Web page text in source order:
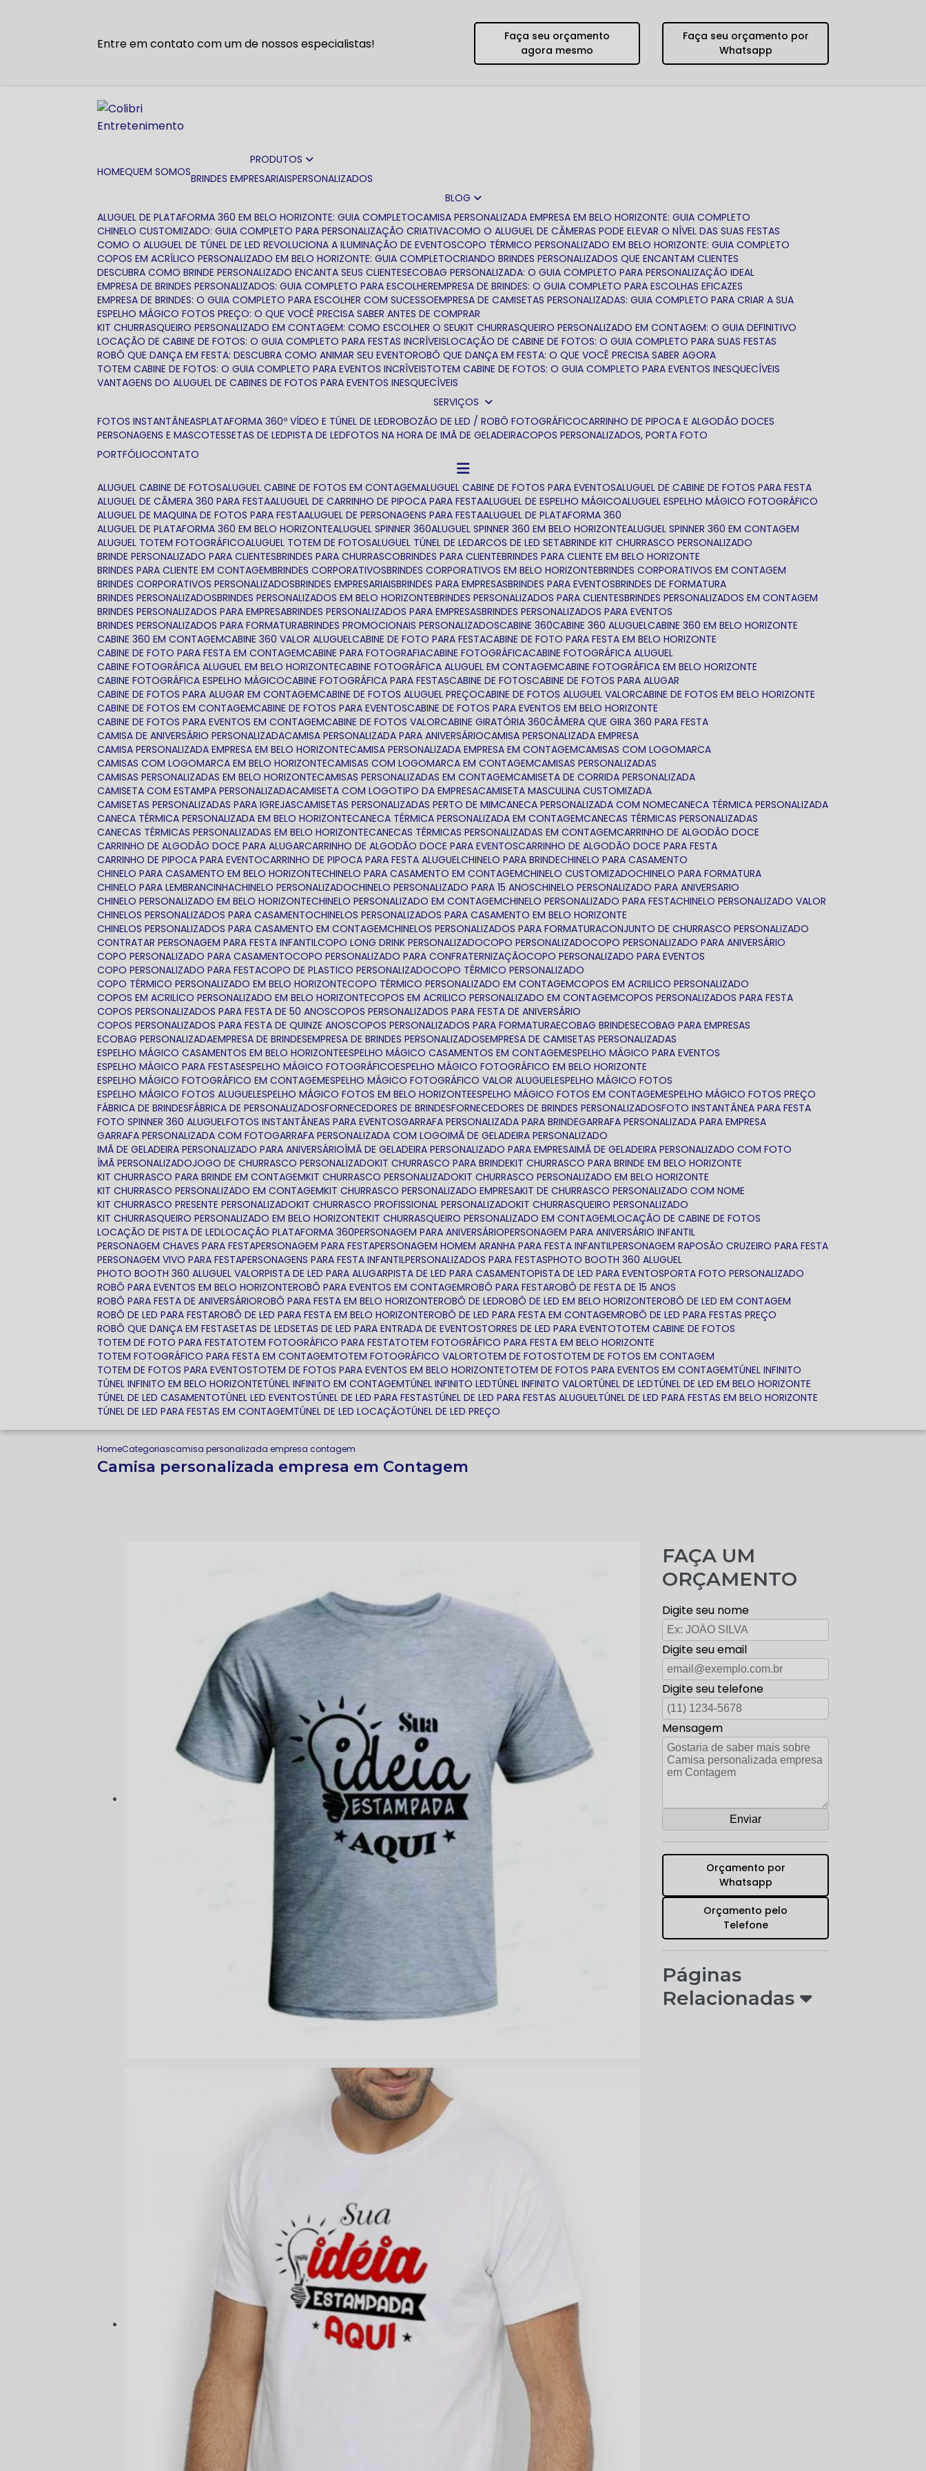
Entre em contato com um de nossos especialistas!
Faça seu orçamento
agora mesmo
Faça seu orçamento por
Whatsapp
HOME QUEM SOMOS
PRODUTOS
BRINDES EMPRESARIAIS PERSONALIZADOS
BLOG
ALUGUEL DE PLATAFORMA 360 EM BELO HORIZONTE: GUIA COMPLETO CAMISA PERSONALIZADA EMPRESA EM BELO HORIZONTE: GUIA COMPLETO
CHINELO CUSTOMIZADO: GUIA COMPLETO PARA PERSONALIZAÇÃO CRIATIVA COMO O ALUGUEL DE CÂMERAS PODE ELEVAR O NÍVEL DAS SUAS FESTAS
COMO O ALUGUEL DE TÚNEL DE LED REVOLUCIONA A ILUMINAÇÃO DE EVENTOS COPO TÉRMICO PERSONALIZADO EM BELO HORIZONTE: GUIA COMPLETO
COPOS EM ACRÍLICO PERSONALIZADO EM BELO HORIZONTE: GUIA COMPLETO CRIANDO BRINDES PERSONALIZADOS QUE ENCANTAM CLIENTES
DESCUBRA COMO BRINDE PERSONALIZADO ENCANTA SEUS CLIENTES ECOBAG PERSONALIZADA: O GUIA COMPLETO PARA PERSONALIZAÇÃO IDEAL
EMPRESA DE BRINDES PERSONALIZADOS: GUIA COMPLETO PARA ESCOLHER EMPRESA DE BRINDES: O GUIA COMPLETO PARA ESCOLHAS EFICAZES
EMPRESA DE BRINDES: O GUIA COMPLETO PARA ESCOLHER COM SUCESSO EMPRESA DE CAMISETAS PERSONALIZADAS: GUIA COMPLETO PARA CRIAR A SUA
ESPELHO MÁGICO FOTOS PREÇO: O QUE VOCÊ PRECISA SABER ANTES DE COMPRAR
KIT CHURRASQUEIRO PERSONALIZADO EM CONTAGEM: COMO ESCOLHER O SEU KIT CHURRASQUEIRO PERSONALIZADO EM CONTAGEM: O GUIA DEFINITIVO
LOCAÇÃO DE CABINE DE FOTOS: O GUIA COMPLETO PARA FESTAS INCRÍVEIS LOCAÇÃO DE CABINE DE FOTOS: O GUIA COMPLETO PARA SUAS FESTAS
ROBÔ QUE DANÇA EM FESTA: DESCUBRA COMO ANIMAR SEU EVENTO ROBÔ QUE DANÇA EM FESTA: O QUE VOCÊ PRECISA SABER AGORA
TOTEM CABINE DE FOTOS: O GUIA COMPLETO PARA EVENTOS INCRÍVEIS TOTEM CABINE DE FOTOS: O GUIA COMPLETO PARA EVENTOS INESQUECÍVEIS
VANTAGENS DO ALUGUEL DE CABINES DE FOTOS PARA EVENTOS INESQUECÍVEIS
SERVIÇOS
FOTOS INSTANTÂNEAS PLATAFORMA 360º VÍDEO E TÚNEL DE LED ROBOZÃO DE LED / ROBÔ FOTOGRÁFICO CARRINHO DE PIPOCA E ALGODÃO DOCES
PERSONAGENS E MASCOTES SETAS DE LED PISTA DE LED FOTOS NA HORA DE IMÃ DE GELADEIRA COPOS PERSONALIZADOS, PORTA FOTO
PORTFÓLIO CONTATO
ALUGUEL CABINE DE FOTOS ALUGUEL CABINE DE FOTOS EM CONTAGEM ALUGUEL CABINE DE FOTOS PARA EVENTOS ALUGUEL DE CABINE DE FOTOS PARA FESTA
ALUGUEL DE CÂMERA 360 PARA FESTA ALUGUEL DE CARRINHO DE PIPOCA PARA FESTA ALUGUEL DE ESPELHO MÁGICO ALUGUEL ESPELHO MÁGICO FOTOGRÁFICO
ALUGUEL DE MAQUINA DE FOTOS PARA FESTA ALUGUEL DE PERSONAGENS PARA FESTA ALUGUEL DE PLATAFORMA 360
ALUGUEL DE PLATAFORMA 360 EM BELO HORIZONTE ALUGUEL SPINNER 360 ALUGUEL SPINNER 360 EM BELO HORIZONTE ALUGUEL SPINNER 360 EM CONTAGEM
ALUGUEL TOTEM FOTOGRÁFICO ALUGUEL TOTEM DE FOTOS ALUGUEL TÚNEL DE LED ARCOS DE LED SETA BRINDE KIT CHURRASCO PERSONALIZADO
BRINDE PERSONALIZADO PARA CLIENTES BRINDES PARA CHURRASCO BRINDES PARA CLIENTE BRINDES PARA CLIENTE EM BELO HORIZONTE
BRINDES PARA CLIENTE EM CONTAGEM BRINDES CORPORATIVOS BRINDES CORPORATIVOS EM BELO HORIZONTE BRINDES CORPORATIVOS EM CONTAGEM
BRINDES CORPORATIVOS PERSONALIZADOS BRINDES EMPRESARIAIS BRINDES PARA EMPRESAS BRINDES PARA EVENTOS BRINDES DE FORMATURA
BRINDES PERSONALIZADOS BRINDES PERSONALIZADOS EM BELO HORIZONTE BRINDES PERSONALIZADOS PARA CLIENTES BRINDES PERSONALIZADOS EM CONTAGEM
BRINDES PERSONALIZADOS PARA EMPRESA BRINDES PERSONALIZADOS PARA EMPRESAS BRINDES PERSONALIZADOS PARA EVENTOS
BRINDES PERSONALIZADOS PARA FORMATURA BRINDES PROMOCIONAIS PERSONALIZADOS CABINE 360 CABINE 360 ALUGUEL CABINE 360 EM BELO HORIZONTE
CABINE 360 EM CONTAGEM CABINE 360 VALOR ALUGUEL CABINE DE FOTO PARA FESTA CABINE DE FOTO PARA FESTA EM BELO HORIZONTE
CABINE DE FOTO PARA FESTA EM CONTAGEM CABINE PARA FOTOGRAFIA CABINE FOTOGRÁFICA CABINE FOTOGRÁFICA ALUGUEL
CABINE FOTOGRÁFICA ALUGUEL EM BELO HORIZONTE CABINE FOTOGRÁFICA ALUGUEL EM CONTAGEM CABINE FOTOGRÁFICA EM BELO HORIZONTE
CABINE FOTOGRÁFICA ESPELHO MÁGICO CABINE FOTOGRÁFICA PARA FESTAS CABINE DE FOTOS CABINE DE FOTOS PARA ALUGAR
CABINE DE FOTOS PARA ALUGAR EM CONTAGEM CABINE DE FOTOS ALUGUEL PREÇO CABINE DE FOTOS ALUGUEL VALOR CABINE DE FOTOS EM BELO HORIZONTE
CABINE DE FOTOS EM CONTAGEM CABINE DE FOTOS PARA EVENTOS CABINE DE FOTOS PARA EVENTOS EM BELO HORIZONTE
CABINE DE FOTOS PARA EVENTOS EM CONTAGEM CABINE DE FOTOS VALOR CABINE GIRATÓRIA 360 CÂMERA QUE GIRA 360 PARA FESTA
CAMISA DE ANIVERSÁRIO PERSONALIZADA CAMISA PERSONALIZADA PARA ANIVERSÁRIO CAMISA PERSONALIZADA EMPRESA
CAMISA PERSONALIZADA EMPRESA EM BELO HORIZONTE CAMISA PERSONALIZADA EMPRESA EM CONTAGEM CAMISAS COM LOGOMARCA
CAMISAS COM LOGOMARCA EM BELO HORIZONTE CAMISAS COM LOGOMARCA EM CONTAGEM CAMISAS PERSONALIZADAS
CAMISAS PERSONALIZADAS EM BELO HORIZONTE CAMISAS PERSONALIZADAS EM CONTAGEM CAMISETA DE CORRIDA PERSONALIZADA
CAMISETA COM ESTAMPA PERSONALIZADA CAMISETA COM LOGOTIPO DA EMPRESA CAMISETA MASCULINA CUSTOMIZADA
CAMISETAS PERSONALIZADAS PARA IGREJAS CAMISETAS PERSONALIZADAS PERTO DE MIM CANECA PERSONALIZADA COM NOME CANECA TÉRMICA PERSONALIZADA
CANECA TÉRMICA PERSONALIZADA EM BELO HORIZONTE CANECA TÉRMICA PERSONALIZADA EM CONTAGEM CANECAS TÉRMICAS PERSONALIZADAS
CANECAS TÉRMICAS PERSONALIZADAS EM BELO HORIZONTE CANECAS TÉRMICAS PERSONALIZADAS EM CONTAGEM CARRINHO DE ALGODÃO DOCE
CARRINHO DE ALGODÃO DOCE PARA ALUGAR CARRINHO DE ALGODÃO DOCE PARA EVENTOS CARRINHO DE ALGODÃO DOCE PARA FESTA
CARRINHO DE PIPOCA PARA EVENTO CARRINHO DE PIPOCA PARA FESTA ALUGUEL CHINELO PARA BRINDE CHINELO PARA CASAMENTO
CHINELO PARA CASAMENTO EM BELO HORIZONTE CHINELO PARA CASAMENTO EM CONTAGEM CHINELO CUSTOMIZADO CHINELO PARA FORMATURA
CHINELO PARA LEMBRANCINHA CHINELO PERSONALIZADO CHINELO PERSONALIZADO PARA 15 ANOS CHINELO PERSONALIZADO PARA ANIVERSARIO
CHINELO PERSONALIZADO EM BELO HORIZONTE CHINELO PERSONALIZADO EM CONTAGEM CHINELO PERSONALIZADO PARA FESTA CHINELO PERSONALIZADO VALOR
CHINELOS PERSONALIZADOS PARA CASAMENTO CHINELOS PERSONALIZADOS PARA CASAMENTO EM BELO HORIZONTE
CHINELOS PERSONALIZADOS PARA CASAMENTO EM CONTAGEM CHINELOS PERSONALIZADOS PARA FORMATURA CONJUNTO DE CHURRASCO PERSONALIZADO
CONTRATAR PERSONAGEM PARA FESTA INFANTIL COPO LONG DRINK PERSONALIZADO COPO PERSONALIZADO COPO PERSONALIZADO PARA ANIVERSÁRIO
COPO PERSONALIZADO PARA CASAMENTO COPO PERSONALIZADO PARA CONFRATERNIZAÇÃO COPO PERSONALIZADO PARA EVENTOS
COPO PERSONALIZADO PARA FESTA COPO DE PLASTICO PERSONALIZADO COPO TÉRMICO PERSONALIZADO
COPO TÉRMICO PERSONALIZADO EM BELO HORIZONTE COPO TÉRMICO PERSONALIZADO EM CONTAGEM COPOS EM ACRILICO PERSONALIZADO
COPOS EM ACRILICO PERSONALIZADO EM BELO HORIZONTE COPOS EM ACRILICO PERSONALIZADO EM CONTAGEM COPOS PERSONALIZADOS PARA FESTA
COPOS PERSONALIZADOS PARA FESTA DE 50 ANOS COPOS PERSONALIZADOS PARA FESTA DE ANIVERSÁRIO
COPOS PERSONALIZADOS PARA FESTA DE QUINZE ANOS COPOS PERSONALIZADOS PARA FORMATURA ECOBAG BRINDES ECOBAG PARA EMPRESAS
ECOBAG PERSONALIZADA EMPRESA DE BRINDES EMPRESA DE BRINDES PERSONALIZADOS EMPRESA DE CAMISETAS PERSONALIZADAS
ESPELHO MÁGICO CASAMENTOS EM BELO HORIZONTE ESPELHO MÁGICO CASAMENTOS EM CONTAGEM ESPELHO MÁGICO PARA EVENTOS
ESPELHO MÁGICO PARA FESTAS ESPELHO MÁGICO FOTOGRÁFICO ESPELHO MÁGICO FOTOGRÁFICO EM BELO HORIZONTE
ESPELHO MÁGICO FOTOGRÁFICO EM CONTAGEM ESPELHO MÁGICO FOTOGRÁFICO VALOR ALUGUEL ESPELHO MÁGICO FOTOS
ESPELHO MÁGICO FOTOS ALUGUEL ESPELHO MÁGICO FOTOS EM BELO HORIZONTE ESPELHO MÁGICO FOTOS EM CONTAGEM ESPELHO MÁGICO FOTOS PREÇO
FÁBRICA DE BRINDES FÁBRICA DE PERSONALIZADOS FORNECEDORES DE BRINDES FORNECEDORES DE BRINDES PERSONALIZADOS FOTO INSTANTÂNEA PARA FESTA
FOTO SPINNER 360 ALUGUEL FOTOS INSTANTÂNEAS PARA EVENTOS GARRAFA PERSONALIZADA PARA BRINDE GARRAFA PERSONALIZADA PARA EMPRESA
GARRAFA PERSONALIZADA COM FOTO GARRAFA PERSONALIZADA COM LOGOIMÃ DE GELADEIRA PERSONALIZADO
IMÃ DE GELADEIRA PERSONALIZADO PARA ANIVERSÁRIO ÍMÃ DE GELADEIRA PERSONALIZADO PARA EMPRESAIMÃ DE GELADEIRA PERSONALIZADO COM FOTO
ÍMÃ PERSONALIZADO JOGO DE CHURRASCO PERSONALIZADO KIT CHURRASCO PARA BRINDE KIT CHURRASCO PARA BRINDE EM BELO HORIZONTE
KIT CHURRASCO PARA BRINDE EM CONTAGEM KIT CHURRASCO PERSONALIZADO KIT CHURRASCO PERSONALIZADO EM BELO HORIZONTE
KIT CHURRASCO PERSONALIZADO EM CONTAGEM KIT CHURRASCO PERSONALIZADO EMPRESA KIT DE CHURRASCO PERSONALIZADO COM NOME
KIT CHURRASCO PRESENTE PERSONALIZADO KIT CHURRASCO PROFISSIONAL PERSONALIZADO KIT CHURRASQUEIRO PERSONALIZADO
KIT CHURRASQUEIRO PERSONALIZADO EM BELO HORIZONTE KIT CHURRASQUEIRO PERSONALIZADO EM CONTAGEM LOCAÇÃO DE CABINE DE FOTOS
LOCAÇÃO DE PISTA DE LED LOCAÇÃO PLATAFORMA 360 PERSONAGEM PARA ANIVERSÁRIO PERSONAGEM PARA ANIVERSÁRIO INFANTIL
PERSONAGEM CHAVES PARA FESTA PERSONAGEM PARA FESTA PERSONAGEM HOMEM ARANHA PARA FESTA INFANTIL PERSONAGEM RAPOSÃO CRUZEIRO PARA FESTA
PERSONAGEM VIVO PARA FESTA PERSONAGENS PARA FESTA INFANTIL PERSONALIZADOS PARA FESTAS PHOTO BOOTH 360 ALUGUEL
PHOTO BOOTH 360 ALUGUEL VALOR PISTA DE LED PARA ALUGAR PISTA DE LED PARA CASAMENTO PISTA DE LED PARA EVENTOS PORTA FOTO PERSONALIZADO
ROBÔ PARA EVENTOS EM BELO HORIZONTE ROBÔ PARA EVENTOS EM CONTAGEM ROBÔ PARA FESTA ROBÔ DE FESTA DE 15 ANOS
ROBÔ PARA FESTA DE ANIVERSÁRIO ROBÔ PARA FESTA EM BELO HORIZONTE ROBÔ DE LED ROBÔ DE LED EM BELO HORIZONTE ROBÔ DE LED EM CONTAGEM
ROBÔ DE LED PARA FESTA ROBÔ DE LED PARA FESTA EM BELO HORIZONTE ROBÔ DE LED PARA FESTA EM CONTAGEM ROBÔ DE LED PARA FESTAS PREÇO
ROBÔ QUE DANÇA EM FESTA SETAS DE LED SETAS DE LED PARA ENTRADA DE EVENTOS TORRES DE LED PARA EVENTO TOTEM CABINE DE FOTOS
TOTEM DE FOTO PARA FESTA TOTEM FOTOGRÁFICO PARA FESTA TOTEM FOTOGRÁFICO PARA FESTA EM BELO HORIZONTE
TOTEM FOTOGRÁFICO PARA FESTA EM CONTAGEM TOTEM FOTOGRÁFICO VALOR TOTEM DE FOTOS TOTEM DE FOTOS EM CONTAGEM
TOTEM DE FOTOS PARA EVENTOS TOTEM DE FOTOS PARA EVENTOS EM BELO HORIZONTE TOTEM DE FOTOS PARA EVENTOS EM CONTAGEM TÚNEL INFINITO
TÚNEL INFINITO EM BELO HORIZONTE TÚNEL INFINITO EM CONTAGEM TÚNEL INFINITO LED TÚNEL INFINITO VALOR TÚNEL DE LED TÚNEL DE LED EM BELO HORIZONTE
TÚNEL DE LED CASAMENTO TÚNEL LED EVENTOS TÚNEL DE LED PARA FESTAS TÚNEL DE LED PARA FESTAS ALUGUEL TÚNEL DE LED PARA FESTAS EM BELO HORIZONTE
TÚNEL DE LED PARA FESTAS EM CONTAGEM TÚNEL DE LED LOCAÇÃO TÚNEL DE LED PREÇO
HomeCategoriascamisa personalizada empresa contagem
Camisa personalizada empresa em Contagem
FAÇA UM
ORÇAMENTO
Digite seu nome
Digite seu email
Digite seu telefone
Mensagem
Orçamento por
Whatsapp
Orçamento pelo
Telefone
Páginas
Relacionadas